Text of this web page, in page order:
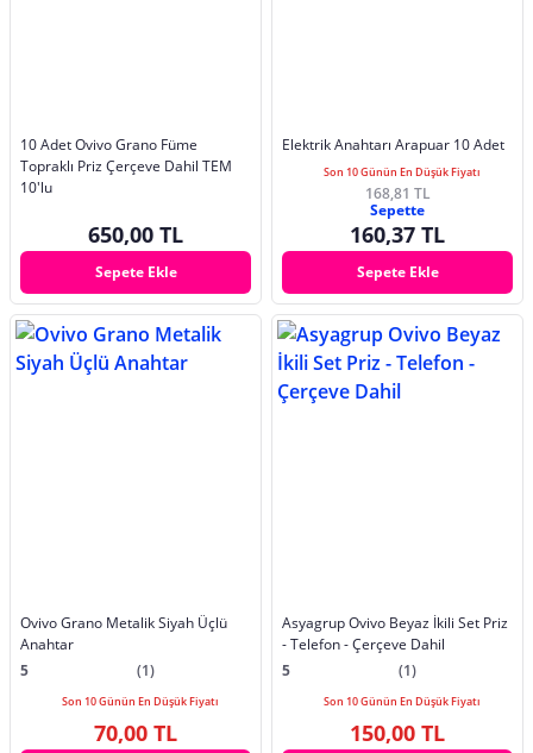
10 Adet Ovivo Grano Füme
Topraklı Priz Çerçeve Dahil TEM
10'lu
650,00 TL
Sepete Ekle
Elektrik Anahtarı Arapuar 10 Adet
Son 10 Günün En Düşük Fiyatı
168,81 TL
Sepette
160,37 TL
Sepete Ekle
Ovivo Grano Metalik Siyah Üçlü
Anahtar
5
(1)
Son 10 Günün En Düşük Fiyatı
70,00 TL
Asyagrup Ovivo Beyaz İkili Set Priz
- Telefon - Çerçeve Dahil
5
(1)
Son 10 Günün En Düşük Fiyatı
150,00 TL